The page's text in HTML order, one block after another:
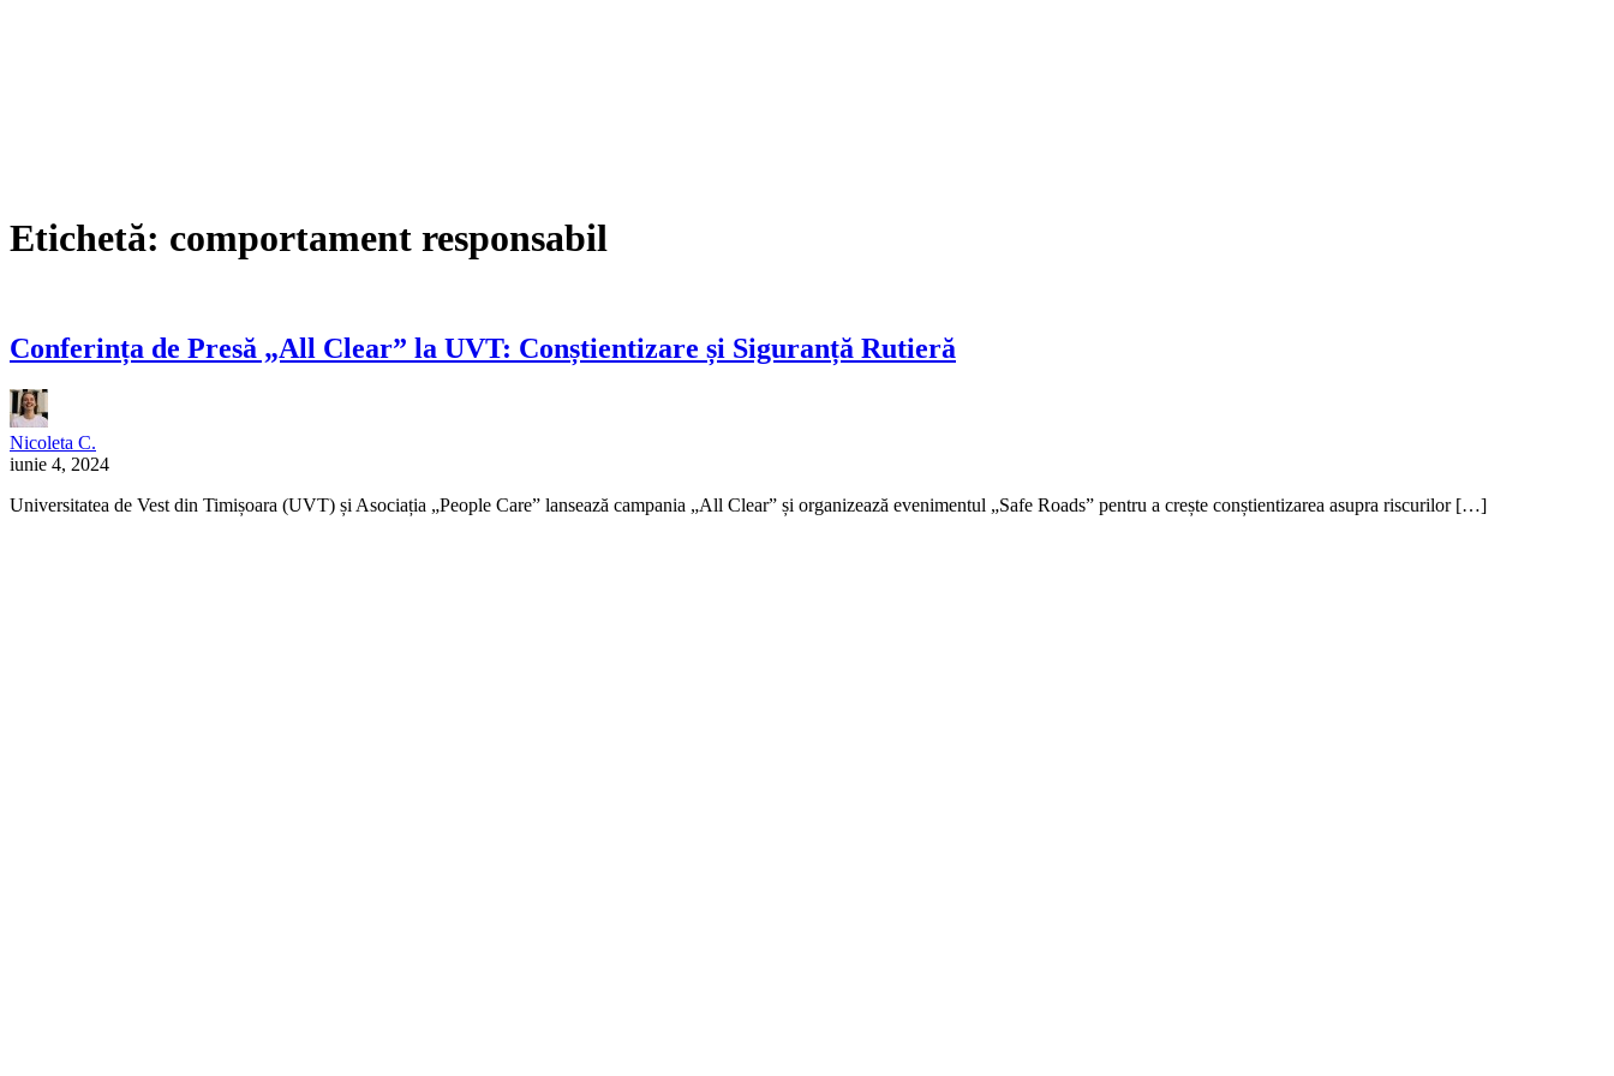
Etichetă: comportament responsabil
Conferința de Presă „All Clear” la UVT: Conștientizare și Siguranță Rutieră
Nicoleta C.
iunie 4, 2024
Universitatea de Vest din Timișoara (UVT) și Asociația „People Care” lansează campania „All Clear” și organizează evenimentul „Safe Roads” pentru a crește conștientizarea asupra riscurilor […]